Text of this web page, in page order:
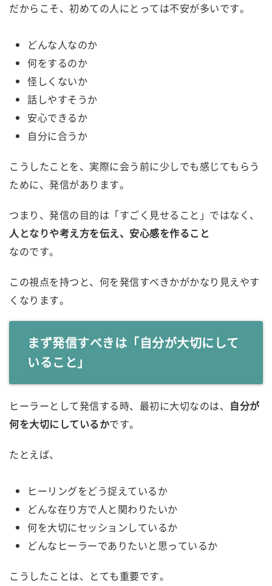
だからこそ、初めての人にとっては不安が多いです。
どんな人なのか
何をするのか
怪しくないか
話しやすそうか
安心できるか
自分に合うか
こうしたことを、実際に会う前に少しでも感じてもらう
ために、発信があります。
つまり、発信の目的は「すごく見せること」ではなく、
人となりや考え方を伝え、安心感を作ること
なのです。
この視点を持つと、何を発信すべきかがかなり見えやす
くなります。
まず発信すべきは「自分が大切にして
いること」
ヒーラーとして発信する時、最初に大切なのは、 自分が
何を大切にしているかです。
たとえば、
ヒーリングをどう捉えているか
どんな在り方で人と関わりたいか
何を大切にセッションしているか
どんなヒーラーでありたいと思っているか
こうしたことは、とても重要です。